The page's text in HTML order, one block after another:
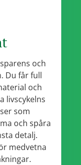
och
Du får full
och
livscykelns
som
och spåra
detalj.
medvetna